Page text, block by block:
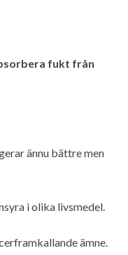
fukt från
ännu bättre men
i olika livsmedel.
ämne.